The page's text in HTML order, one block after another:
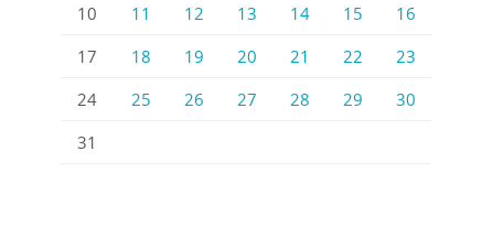
10
11 12 13 14 15
16
17
18 19 20 21 22
23
24
25 26 27 28 29
30
31